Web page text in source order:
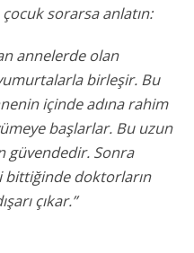
sorarsa anlatın:
annelerde olan
birleşir. Bu
içinde adına rahim
başlarlar. Bu uzun
güvendedir. Sonra
bittiğinde doktorların
çıkar.”